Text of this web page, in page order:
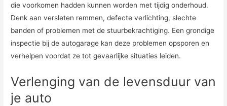
die voorkomen hadden kunnen worden met tijdig onderhoud.
Denk aan versleten remmen, defecte verlichting, slechte
banden of problemen met de stuurbekrachtiging. Een grondige
inspectie bij de autogarage kan deze problemen opsporen en
verhelpen voordat ze tot gevaarlijke situaties leiden.
Verlenging van de levensduur van
je auto